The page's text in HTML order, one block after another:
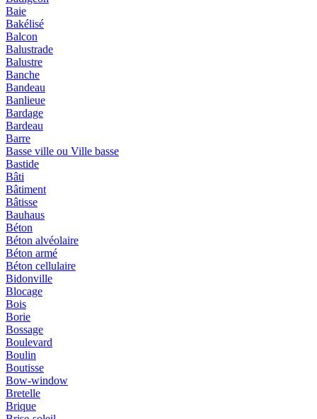
Baie
Bakélisé
Balcon
Balustrade
Balustre
Banche
Bandeau
Banlieue
Bardage
Bardeau
Barre
Basse ville ou Ville basse
Bastide
Bâti
Bâtiment
Bâtisse
Bauhaus
Béton
Béton alvéolaire
Béton armé
Béton cellulaire
Bidonville
Blocage
Bois
Borie
Bossage
Boulevard
Boulin
Boutisse
Bow-window
Bretelle
Brique